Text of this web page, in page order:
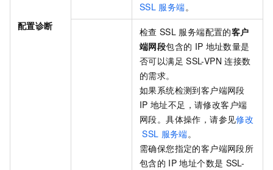
配置诊断
SSL 服务端。
检查 SSL 服务端配置的客户
端网段包含的 IP 地址数量是
否可以满足 SSL-VPN 连接数
的需求。
如果系统检测到客户端网段
IP 地址不足，请修改客户端
网段。具体操作，请参见修改
SSL 服务端。
需确保您指定的客户端网段所
包含的 IP 地址个数是 SSL-